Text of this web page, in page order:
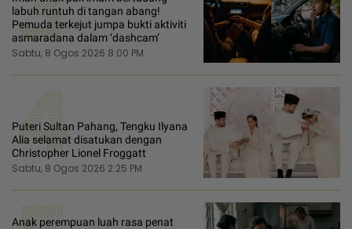
labuh runtuh di tangan abang!
Pemuda terkejut jumpa bukti aktiviti
asmaradana dalam ‘dashcam’
Sabtu, 8 Ogos 2026 8:00 PM
4
Puteri Sultan Pahang, Tengku Ilyana
Alia selamat disatukan dengan
Christopher Lionel Froggatt
Sabtu, 8 Ogos 2026 2:25 PM
Anak perempuan luah rasa penat